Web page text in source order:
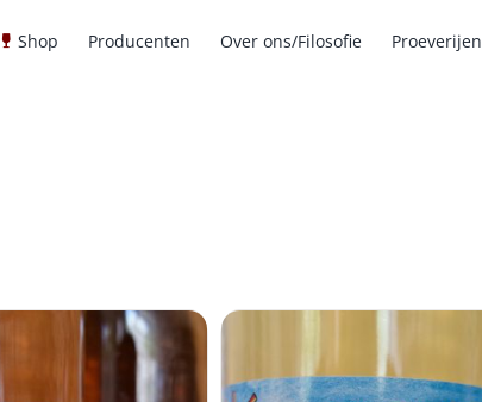
Shop Producenten Over ons/Filosofie Proeverijen